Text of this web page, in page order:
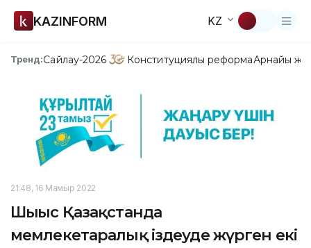
KAZINFORM KZ
Тренд:Сайлау-2026 Конституциялық реформаАрнайы
21:48, 16 Мамыр 2022
Шығыс Қазақстанда
мемлекетаралық іздеуде жүрген екі